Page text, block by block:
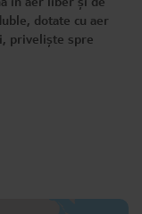
dotate cu aer
priveliște spre